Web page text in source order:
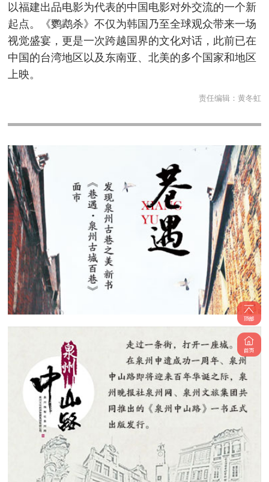
以福建出品电影为代表的中国电影对外交流的一个新
起点。《鹦鹉杀》不仅为韩国乃至全球观众带来一场
视觉盛宴，更是一次跨越国界的文化对话，此前已在
中国的台湾地区以及东南亚、北美的多个国家和地区
上映。
责任编辑： 黄冬虹